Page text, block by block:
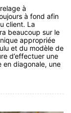
à
à fond afin
client. La
beaucoup sur le
appropriée
et du modèle de
d’effectuer une
en diagonale, une